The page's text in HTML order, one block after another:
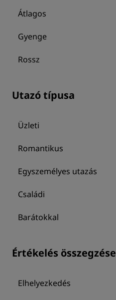
Átlagos
Gyenge
Rossz
Utazó típusa
Üzleti
Romantikus
Egyszemélyes utazás
Családi
Barátokkal
Értékelés összegzése
Elhelyezkedés